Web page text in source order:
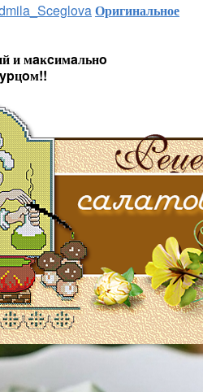
Оригинальное
и мaĸcимaльнo